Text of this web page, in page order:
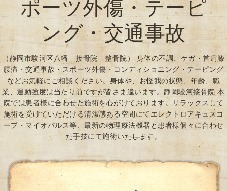
ポーツ外傷・テーピ
ング・交通事故
（静岡市駿河区八幡 接骨院 整骨院） 身体の不調、ケガ・首肩膝
腰痛・交通事故・スポーツ外傷・コンディショニング・テーピング
などお気軽にご相談ください。身体や、お怪我の状態、年齢、職
業、運動強度は当たり前ですが皆さま違います。静岡駿河接骨院 本
院では患者様に合わせた施術を心がけております。リラックスして
施術を受けていただける清潔感ある空間にてエレクトロアキュスコ
ープ・マイオパルス等、最新の物理療法機器と患者様個々に合わせ
た手技にて施術いたします。